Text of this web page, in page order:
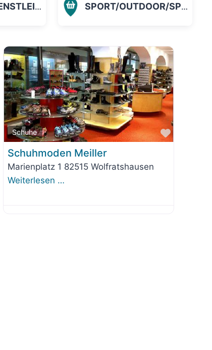
SPORT/OUTDOOR/SPIELZEUG
Schuhe
Favorit
Schuhmoden Meiller
Marienplatz 1 82515 Wolfratshausen
Weiterlesen …